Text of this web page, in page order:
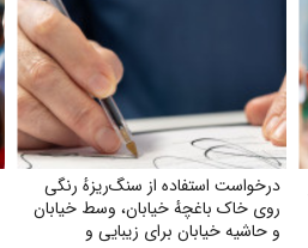
درخواست استفاده از سنگ‌ریزهٔ رنگی
روی خاک باغچهٔ خیابان، وسط خیابان
و حاشیه خیابان برای زیبایی و